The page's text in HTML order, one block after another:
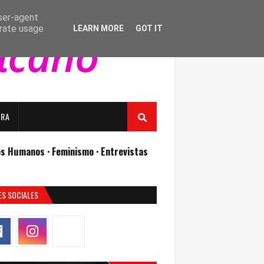
Humanos · Feminismo · Entrevistas
SOCIALES
agent
usage
LEARN MORE GOT IT